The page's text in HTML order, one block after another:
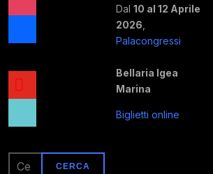
youtube
Ricerca
Dal10 al 12 Aprile
2026
Palacongressi
Bellaria Igea
Marina
Biglietti online